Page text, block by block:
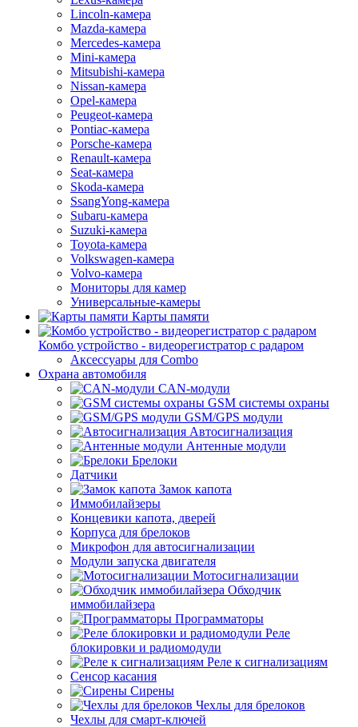
Lincoln-камера
Mazda-камера
Mercedes-камера
Mini-камера
Mitsubishi-камера
Nissan-камера
Opel-камера
Peugeot-камера
Pontiac-камера
Porsche-камера
Renault-камера
Seat-камера
Skoda-камера
SsangYong-камера
Subaru-камера
Suzuki-камера
Toyota-камера
Volkswagen-камера
Volvo-камера
Мониторы для камер
Универсальные-камеры
Карты памяти
Комбо устройство - видеорегистратор с радаром
Аксессуары для Combo
Охрана автомобиля
CAN-модули
GSM системы охраны
GSM/GPS модули
Автосигнализация
Антенные модули
Брелоки
Датчики
Замок капота
Иммобилайзеры
Концевики капота, дверей
Корпуса для брелоков
Микрофон для автосигнализации
Модули запуска двигателя
Мотосигнализации
Обходчик
иммобилайзера
Программаторы
Реле
блокировки и радиомодули
Реле к сигнализациям
Сенсор касания
Сирены
Чехлы для брелоков
Чехлы для смарт-ключей